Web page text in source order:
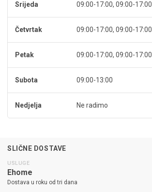
Srijeda 09:00-17:00, 09:00-17:00
Četvrtak 09:00-17:00, 09:00-17:00
Petak 09:00-17:00, 09:00-17:00
Subota 09:00-13:00
Nedjelja Ne radimo
SLIČNE DOSTAVE
USLUGE
Ehome
Dostava u roku od tri dana